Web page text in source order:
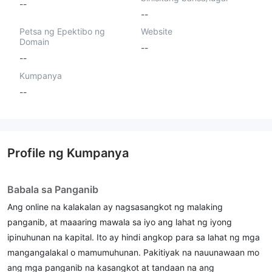
--
--
Petsa ng Epektibo ng
Domain
--
Website
--
Kumpanya
--
Profile ng Kumpanya
Babala sa Panganib
Ang online na kalakalan ay nagsasangkot ng malaking
panganib, at maaaring mawala sa iyo ang lahat ng iyong
ipinuhunan na kapital. Ito ay hindi angkop para sa lahat ng mga
mangangalakal o mamumuhunan. Pakitiyak na nauunawaan mo
ang mga panganib na kasangkot at tandaan na ang